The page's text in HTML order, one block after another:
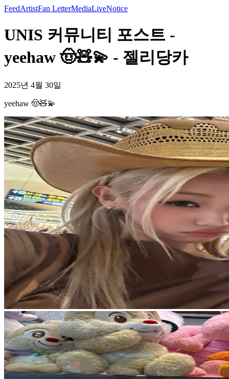
FeedArtistFan LetterMediaLiveNotice
UNIS 커뮤니티 포스트 -
yeehaw 🤠🧸💫 - 젤리당카
2025년 4월 30일
yeehaw 🤠🧸💫